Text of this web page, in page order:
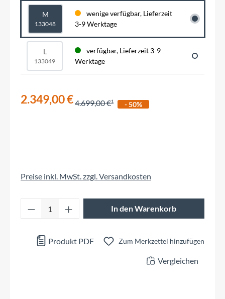
M
133048
wenige verfügbar, Lieferzeit
3-9 Werktage
L
133049
verfügbar, Lieferzeit 3-9
Werktage
2.349,00 €4.699,00 € - 50%
Preise inkl. MwSt. zzgl. Versandkosten
Produkt Anzahl: Gib den gewünschten
In den Warenkorb
Produkt PDF Zum Merkzettel hinzufügen
Vergleichen